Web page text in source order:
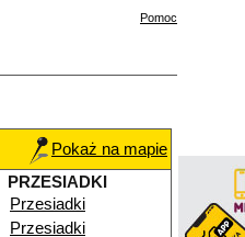
Pomoc
Pokaż na mapie
PRZESIADKI
Przesiadki
Przesiadki